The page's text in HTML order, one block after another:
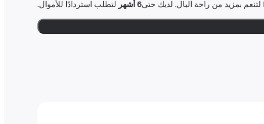
6 أشهر لتطلب استردادًا للأموال.